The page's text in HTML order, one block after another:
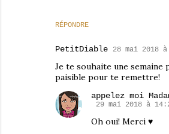
RÉPONDRE
PetitDiable 28 mai 2018
Je te souhaite une semaine
paisible pour te remettre!
appelez moi
29 mai 2018 à
Oh oui! Merci ♥